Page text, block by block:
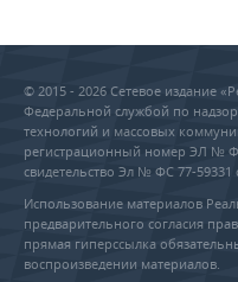
© 2015 - 2026 Сетевое издание
Федеральной службой по
технологий и массовых
регистрационный номер ЭЛ №
свидетельство Эл № ФС 77-59331
Использование материалов
предварительного согласия
прямая гиперссылка
воспроизведении материалов.